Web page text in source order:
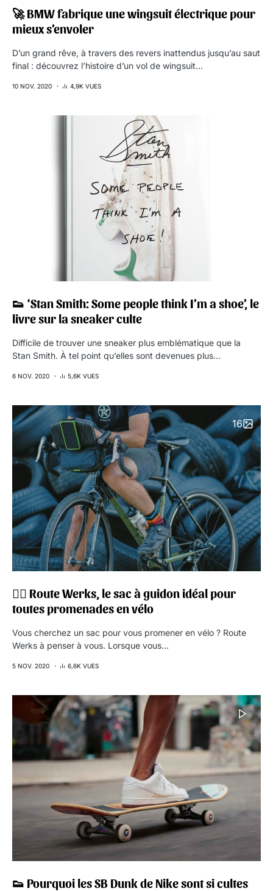
🚀 BMW fabrique une wingsuit électrique pour
mieux s’envoler
D’un grand rêve, à travers des revers inattendus jusqu’au saut
final : découvrez l’histoire d’un vol de wingsuit…
10 NOV. 2020 4,9K VUES
👟 ‘Stan Smith: Some people think I’m a shoe’, le
livre sur la sneaker culte
Difficile de trouver une sneaker plus emblématique que la
Stan Smith. À tel point qu’elles sont devenues plus…
6 NOV. 2020 5,6K VUES
16
🚴‍♂️ Route Werks, le sac à guidon idéal pour
toutes promenades en vélo
Vous cherchez un sac pour vous promener en vélo ? Route
Werks à penser à vous. Lorsque vous…
5 NOV. 2020 6,6K VUES
👟 Pourquoi les SB Dunk de Nike sont si cultes